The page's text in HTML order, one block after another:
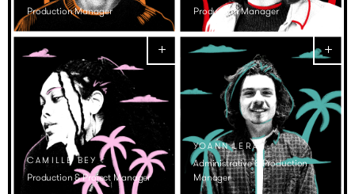
Production Manager Production Manager
CAMILLE BEY
Production & Project Manager
YOANN LERAY
Administrative & Production
Manager